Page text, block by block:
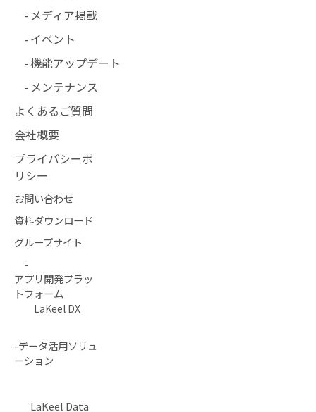
メディア掲載
イベント
機能アップデート
メンテナンス
よくあるご質問
会社概要
プライバシーポ
リシー
お問い合わせ
資料ダウンロード
グループサイト
-
アプリ開発プラッ
トフォーム
LaKeel DX
-データ活用ソリュ
ーション
LaKeel Data